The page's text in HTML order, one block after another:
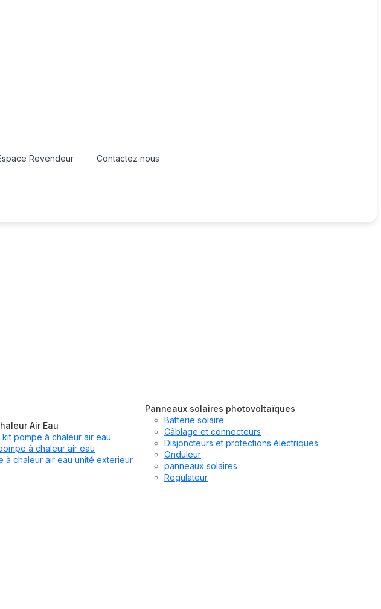
Revendeur Contactez nous
Air Eau
pompe à chaleur air eau
à chaleur air eau
à chaleur air eau unité exterieur
Panneaux solaires photovoltaïques
Batterie solaire
Câblage et connecteurs
Disjoncteurs et protections électriques
Onduleur
panneaux solaires
Regulateur